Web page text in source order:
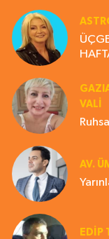
VALİ
AV.
EDIP